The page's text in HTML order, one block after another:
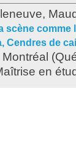
scène
Cendres de
Montréal
en